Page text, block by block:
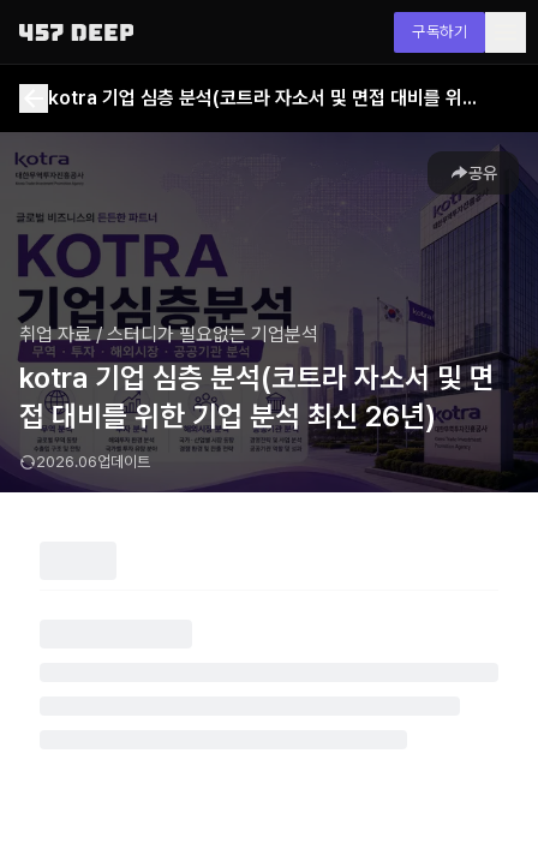
구독하기
kotra 기업 심층 분석(코트라 자소서 및 면접 대비를 위한 기업 분석 최신 26년)
공유
취업 자료/스터디가 필요없는 기업분석
kotra 기업 심층 분석(코트라 자소서 및 면
접 대비를 위한 기업 분석 최신 26년)
2026.06업데이트